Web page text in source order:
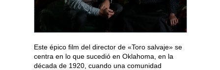
Este épico film del director de «Toro salvaje» se
centra en lo que sucedió en Oklahoma, en la
década de 1920, cuando una comunidad